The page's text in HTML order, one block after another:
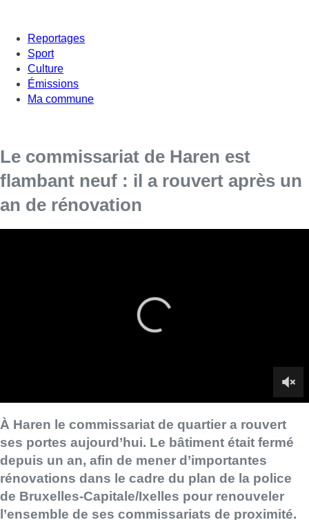
Reportages
Sport
Culture
Émissions
Ma commune
Le commissariat de Haren est
flambant neuf : il a rouvert après un
an de rénovation
de Bruxelles-Capitale/Ixelles pour renouveler
l’ensemble de ses commissariats de proximité.
plus aérés,… La rénovation s’imposait pour ce commissariat
ouvert il y a plus d’un siècle.
La population ne cesse de croître à Haren, les services de
proximité avaient donc besoin d’un espace plus fonctionnel et
plus agréable.
►À revoir |Fraîchement rénové, le commissariat “Europe”
vient de rouvrir: “C’est comme un renouveau pour nous”